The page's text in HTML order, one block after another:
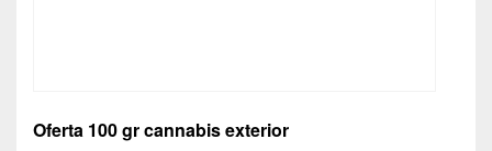
Oferta 100 gr cannabis exterior